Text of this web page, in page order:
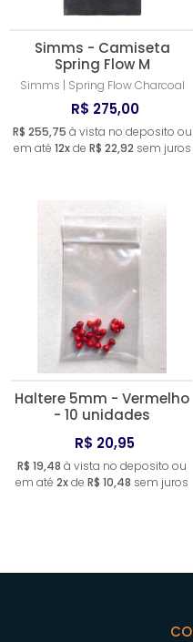
Simms - Camiseta
Spring Flow M
Simms | Spring Flow Charcoal
R$ 275,00
R$ 255,75 à vista no deposito ou
em até 12xde R$ 22,92 sem juros
Haltere 5mm - Vermelho
- 10 unidades
R$ 20,95
R$ 19,48 à vista no deposito ou
em até 2xde R$ 10,48 sem juros